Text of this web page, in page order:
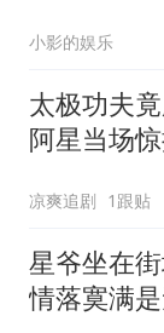
小影的娱乐
太极功夫
阿星当场
凉爽追剧 1跟贴
星爷坐在
情落寞满